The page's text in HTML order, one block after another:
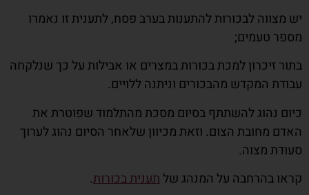
יש מצווה לבכורות להתענות בערב פסח, לתענית זו נאמרו
מספר טעמים;
בתור זיכרון למכת בכורות במצרים או אבילות על כך שנלקחה
עבודת המקדש מהבכורים וניתנה ללויים.
כיום נהוג להשתתף בסיום מסכת מהתלמוד שפוטרת את
האדם מחובת הצום. וזאת מכיוון שלאחר הסיום נהוג לערוך
סעודת מצוה.
קראו בהרחבה על המנהג שלתענית בכורות.